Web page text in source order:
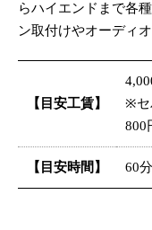
らハイエンドまで各
ン取付けやオーディ
【目安工賃】
※セ
800
【目安時間】 60